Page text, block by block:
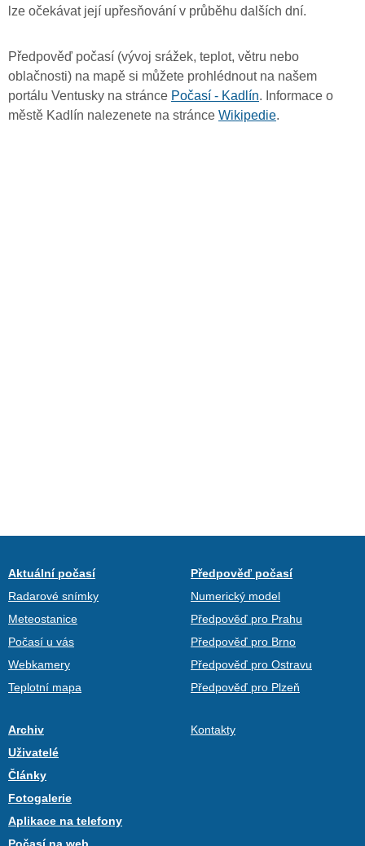
lze očekávat její upřesňování v průběhu dalších dní.
Předpověď počasí (vývoj srážek, teplot, větru nebo
oblačnosti) na mapě si můžete prohlédnout na našem
portálu Ventusky na stránce Počasí - Kadlín. Informace o
městě Kadlín nalezenete na stránce Wikipedie.
Aktuální počasí
Radarové snímky
Meteostanice
Počasí u vás
Webkamery
Teplotní mapa
Předpověď počasí
Numerický model
Předpověď pro Prahu
Předpověď pro Brno
Předpověď pro Ostravu
Předpověď pro Plzeň
Archiv
Uživatelé
Články
Fotogalerie
Aplikace na telefony
Kontakty